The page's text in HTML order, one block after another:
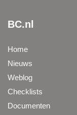
BC.nl
Home
Nieuws
Weblog
Checklists
Documenten